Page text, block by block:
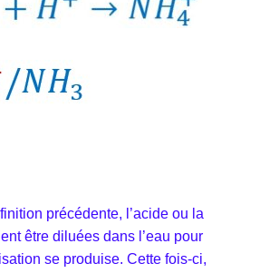
précédente, l’acide ou la
être diluées dans l’eau pour
se produise. Cette fois-ci,